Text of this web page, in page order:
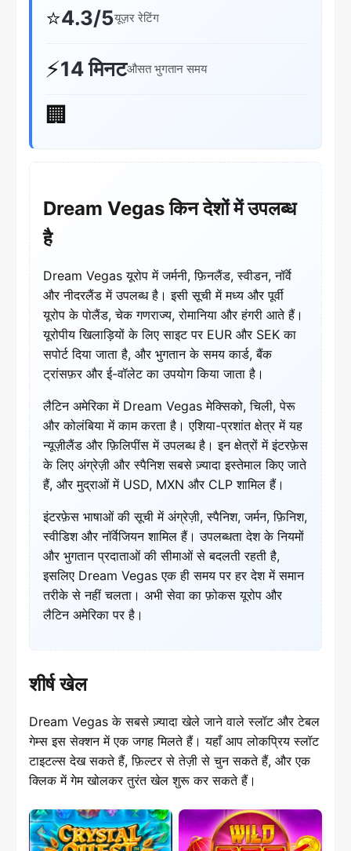
⭐4.3/5यूज़र रेटिंग
⚡14 मिनटऔसत भुगतान समय
🏢
Dream Vegas किन देशों में उपलब्ध
है
Dream Vegas यूरोप में जर्मनी, फ़िनलैंड, स्वीडन, नॉर्वे
और नीदरलैंड में उपलब्ध है। इसी सूची में मध्य और पूर्वी
यूरोप के पोलैंड, चेक गणराज्य, रोमानिया और हंगरी आते हैं।
यूरोपीय खिलाड़ियों के लिए साइट पर EUR और SEK का
सपोर्ट दिया जाता है, और भुगतान के समय कार्ड, बैंक
ट्रांसफ़र और ई-वॉलेट का उपयोग किया जाता है।
लैटिन अमेरिका में Dream Vegas मेक्सिको, चिली, पेरू
और कोलंबिया में काम करता है। एशिया-प्रशांत क्षेत्र में यह
न्यूज़ीलैंड और फ़िलिपींस में उपलब्ध है। इन क्षेत्रों में इंटरफ़ेस
के लिए अंग्रेज़ी और स्पैनिश सबसे ज़्यादा इस्तेमाल किए जाते
हैं, और मुद्राओं में USD, MXN और CLP शामिल हैं।
इंटरफ़ेस भाषाओं की सूची में अंग्रेज़ी, स्पैनिश, जर्मन, फ़िनिश,
स्वीडिश और नॉर्वेजियन शामिल हैं। उपलब्धता देश के नियमों
और भुगतान प्रदाताओं की सीमाओं से बदलती रहती है,
इसलिए Dream Vegas एक ही समय पर हर देश में समान
तरीके से नहीं चलता। अभी सेवा का फ़ोकस यूरोप और
लैटिन अमेरिका पर है।
शीर्ष खेल
Dream Vegas के सबसे ज़्यादा खेले जाने वाले स्लॉट और टेबल
गेम्स इस सेक्शन में एक जगह मिलते हैं। यहाँ आप लोकप्रिय स्लॉट
टाइटल्स देख सकते हैं, फ़िल्टर से तेज़ी से चुन सकते हैं, और एक
क्लिक में गेम खोलकर तुरंत खेल शुरू कर सकते हैं।